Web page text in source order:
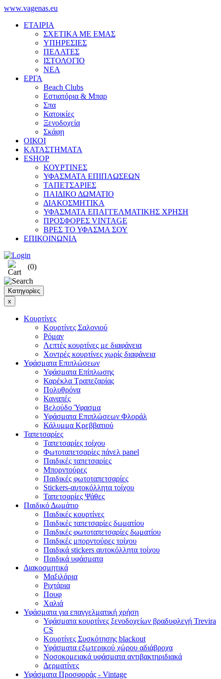
www.vagenas.eu
ΕΤΑΙΡΙΑ
ΣΧΕΤΙΚΑ ΜΕ ΕΜΑΣ
ΥΠΗΡΕΣΙΕΣ
ΠΕΛΑΤΕΣ
ΙΣΤΟΛΟΓΙΟ
ΝΕΑ
ΕΡΓΑ
Beach Clubs
Εστιατόρια & Μπαρ
Σπα
Κατοικίες
Ξενοδοχεία
Σκάφη
ΟΙΚΟΙ
ΚΑΤΑΣΤΗΜΑΤΑ
ESHOP
ΚΟΥΡΤΙΝΕΣ
ΥΦΑΣΜΑΤΑ ΕΠΙΠΛΩΣΕΩΝ
ΤΑΠΕΤΣΑΡΙΕΣ
ΠΑΙΔΙΚΟ ΔΩΜΑΤΙΟ
ΔΙΑΚΟΣΜΗΤΙΚΑ
ΥΦΑΣΜΑΤΑ ΕΠΑΓΓΕΛΜΑΤΙΚΗΣ ΧΡΗΣΗ
ΠΡΟΣΦΟΡΕΣ VINTAGE
ΒΡΕΣ ΤΟ ΥΦΑΣΜΑ ΣΟΥ
ΕΠΙΚΟΙΝΩΝΙΑ
(0)
Κατηγορίες
x
Κουρτίνες
Κουρτίνες Σαλονιού
Ρόμαν
Λεπτές κουρτίνες με διαφάνεια
Χοντρές κουρτίνες χωρίς διαφάνεια
Υφάσματα Επιπλώσεων
Υφάσματα Επίπλωσης
Καρέκλα Τραπεζαρίας
Πολυθρόνα
Καναπές
Βελούδο Ύφασμα
Υφάσματα Επιπλώσεων Φλοράλ
Κάλυμμα Κρεββατιού
Ταπετσαρίες
Ταπετσαρίες τοίχου
Φωτοταπετσαρίες πάνελ panel
Παιδικές ταπετσαρίες
Μπορντούρες
Παιδικές φωτοταπετσαρίες
Stickers-αυτοκόλλητα τοίχου
Ταπετσαρίες Ψάθες
Παιδικό Δωμάτιο
Παιδικές κουρτίνες
Παιδικές ταπετσαρίες δωματίου
Παιδικές φωτοταπετσαρίες δωματίου
Παιδικές μπορντούρες τοίχου
Παιδικά stickers αυτοκόλλητα τοίχου
Παιδικά υφάσματα
Διακοσμητικά
Μαξιλάρια
Ριχτάρια
Πουφ
Χαλιά
Υφάσματα για επαγγελματική χρήση
Υφάσματα κουρτίνες ξενοδοχείων βραδυφλεγή Trevira
CS
Κουρτίνες Συσκότησης blackout
Υφάσματα εξωτερικού χώρου αδιάβροχα
Νοσοκομειακά υφάσματα αντιβακτηριδιακά
Δερματίνες
Υφάσματα Προσφοράς - Vintage